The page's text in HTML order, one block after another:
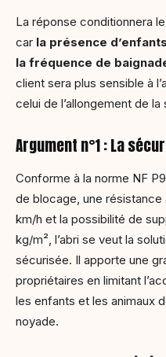
La réponse conditionnera
car la présence
la fréquence de
client sera plus sensible à
celui de l’allongement de
Argument n°1 : La
Conforme à la norme NF
de blocage, une résistance
km/h et la possibilité de
kg/m², l’abri se veut la
sécurisée. Il apporte une
propriétaires en limitant
les enfants et les animaux
noyade.